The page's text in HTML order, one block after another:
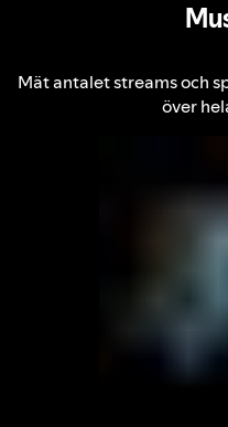
Mät antalet streams och
över